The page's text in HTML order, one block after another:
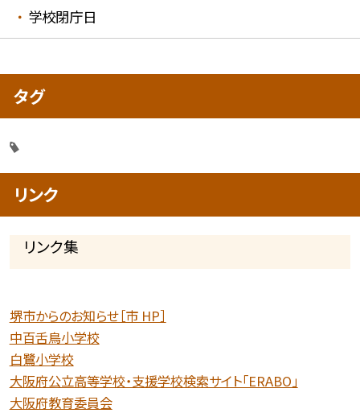
学校閉庁日
タグ
リンク
リンク集
堺市からのお知らせ［市 HP］
中百舌鳥小学校
白鷺小学校
大阪府公立高等学校・支援学校検索サイト「ERABO」
大阪府教育委員会